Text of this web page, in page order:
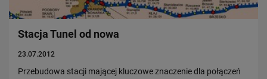
Stacja Tunel od nowa
23.07.2012
Przebudowa stacji mającej kluczowe znaczenie dla połączeń